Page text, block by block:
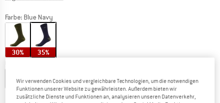
Farbe: Blue Navy
30% 35%
EU36-38 EU39-42 EU43-47
Größentabelle
Wir verwenden Cookies und vergleichbare Technologien, um die notwendigen
Funktionen unserer Website zu gewährleisten. Außerdem bieten wir
zusätzliche Dienste und Funktionen an, analysieren unseren Datenverkehr,